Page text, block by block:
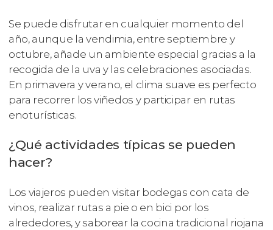
Se puede disfrutar en cualquier momento del
año, aunque la vendimia, entre septiembre y
octubre, añade un ambiente especial gracias a la
recogida de la uva y las celebraciones asociadas.
En primavera y verano, el clima suave es perfecto
para recorrer los viñedos y participar en rutas
enoturísticas.
¿Qué actividades típicas se pueden
hacer?
Los viajeros pueden visitar bodegas con cata de
vinos, realizar rutas a pie o en bici por los
alrededores, y saborear la cocina tradicional riojana